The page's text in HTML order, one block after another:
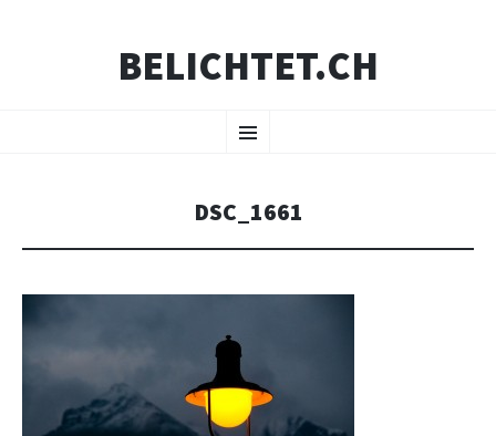
BELICHTET.CH
Menü
INHALT
DSC_1661